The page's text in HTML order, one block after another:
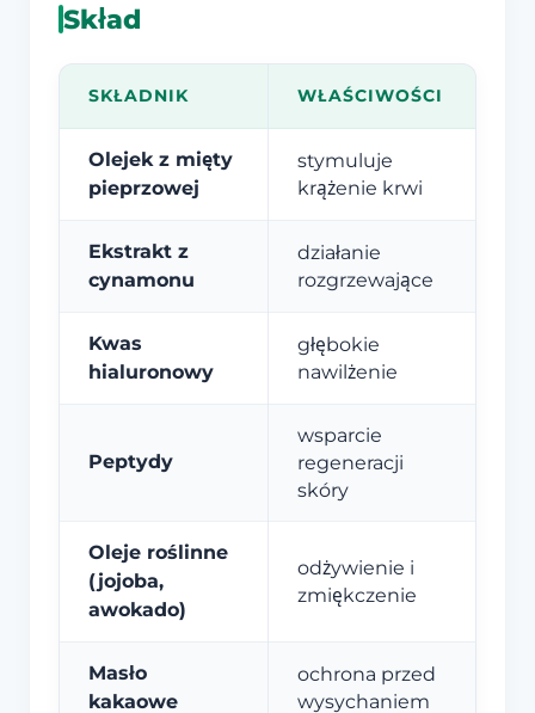
Skład
SKŁADNIK WŁAŚCIWOŚCI
Olejek z mięty
pieprzowej
stymuluje
krążenie krwi
Ekstrakt z
cynamonu
działanie
rozgrzewające
Kwas
hialuronowy
głębokie
nawilżenie
Peptydy
wsparcie
regeneracji
skóry
Oleje roślinne
(jojoba,
awokado)
odżywienie i
zmiękczenie
Masło
kakaowe
ochrona przed
wysychaniem